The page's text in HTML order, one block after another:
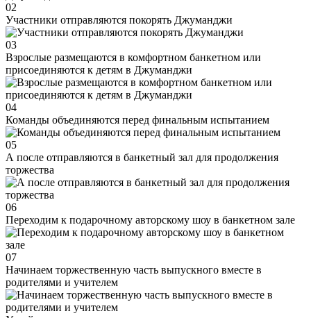
02
Участники отправляются покорять Джуманджи
03
Взрослые размещаются в комфортном банкетном или
присоединяются к детям в Джуманджи
04
Команды объединяются перед финальным испытанием
05
А после отправляются в банкетный зал для продолжения
торжества
06
Переходим к подарочному авторскому шоу в банкетном зале
07
Начинаем торжественную часть выпускного вместе в
родителями и учителем